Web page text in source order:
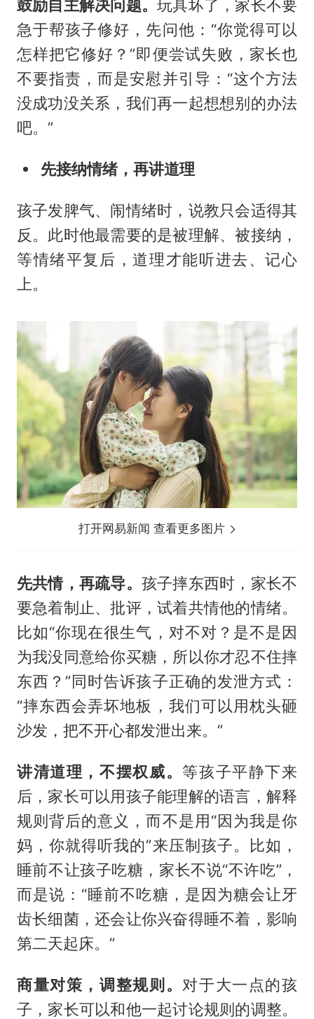
鼓励自主解决问题。玩具坏了，家长不要
急于帮孩子修好，先问他：“你觉得可以
怎样把它修好？”即便尝试失败，家长也
不要指责，而是安慰并引导：“这个方法
没成功没关系，我们再一起想想别的办法
吧。”
先接纳情绪，再讲道理
孩子发脾气、闹情绪时，说教只会适得其
反。此时他最需要的是被理解、被接纳，
等情绪平复后，道理才能听进去、记心
上。
打开网易新闻 查看更多图片
先共情，再疏导。 孩子摔东西时，家长不
要急着制止、批评，试着共情他的情绪。
比如“你现在很生气，对不对？是不是因
为我没同意给你买糖，所以你才忍不住摔
东西？”同时告诉孩子正确的发泄方式：
“摔东西会弄坏地板，我们可以用枕头砸
沙发，把不开心都发泄出来。”
讲清道理，不摆权威。等孩子平静下来
后，家长可以用孩子能理解的语言，解释
规则背后的意义，而不是用“因为我是你
妈，你就得听我的”来压制孩子。比如，
睡前不让孩子吃糖，家长不说“不许吃”，
而是说：“睡前不吃糖，是因为糖会让牙
齿长细菌，还会让你兴奋得睡不着，影响
第二天起床。”
商量对策，调整规则。 对于大一点的孩
子，家长可以和他一起讨论规则的调整。